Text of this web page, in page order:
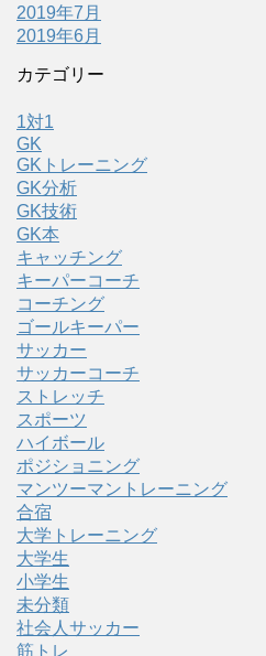
2019年7月
2019年6月
カテゴリー
1対1
GK
GKトレーニング
GK分析
GK技術
GK本
キャッチング
キーパーコーチ
コーチング
ゴールキーパー
サッカー
サッカーコーチ
ストレッチ
スポーツ
ハイボール
ポジショニング
マンツーマントレーニング
合宿
大学トレーニング
大学生
小学生
未分類
社会人サッカー
筋トレ